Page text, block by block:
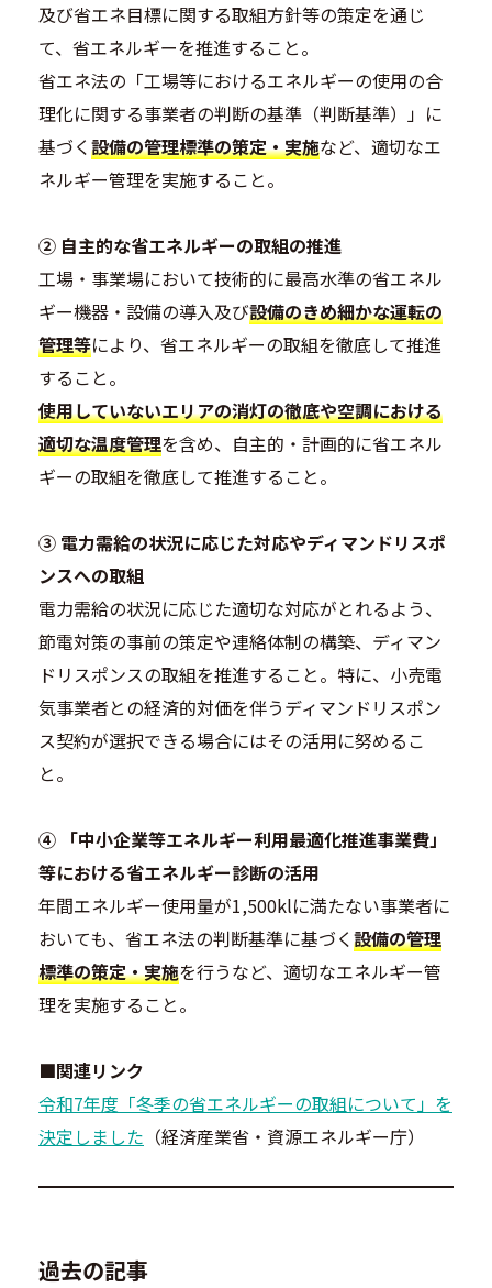
及び省エネ目標に関する取組方針等の策定を通じ
て、省エネルギーを推進すること。
省エネ法の「工場等におけるエネルギーの使用の合
理化に関する事業者の判断の基準（判断基準）」に
基づく設備の管理標準の策定・実施など、適切なエ
ネルギー管理を実施すること。
② 自主的な省エネルギーの取組の推進
工場・事業場において技術的に最高水準の省エネル
ギー機器・設備の導入及び設備のきめ細かな運転の
管理等により、省エネルギーの取組を徹底して推進
すること。
使用していないエリアの消灯の徹底や空調における
適切な温度管理を含め、自主的・計画的に省エネル
ギーの取組を徹底して推進すること。
③ 電力需給の状況に応じた対応やディマンドリスポ
ンスへの取組
電力需給の状況に応じた適切な対応がとれるよう、
節電対策の事前の策定や連絡体制の構築、ディマン
ドリスポンスの取組を推進すること。特に、小売電
気事業者との経済的対価を伴うディマンドリスポン
ス契約が選択できる場合にはその活用に努めるこ
と。
④ 「中小企業等エネルギー利用最適化推進事業費」
等における省エネルギー診断の活用
年間エネルギー使用量が1,500klに満たない事業者に
おいても、省エネ法の判断基準に基づく設備の管理
標準の策定・実施を行うなど、適切なエネルギー管
理を実施すること。
■関連リンク
令和7年度「冬季の省エネルギーの取組について」を
決定しました （経済産業省・資源エネルギー庁）
過去の記事